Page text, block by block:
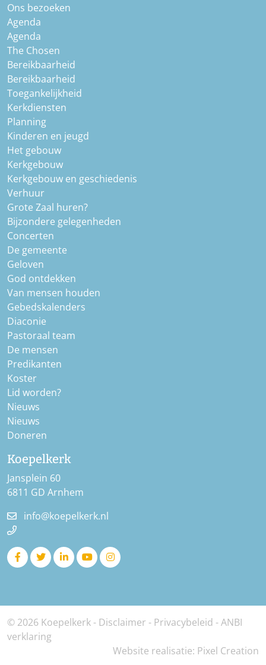
Ons bezoeken
Agenda
Agenda
The Chosen
Bereikbaarheid
Bereikbaarheid
Toegankelijkheid
Kerkdiensten
Planning
Kinderen en jeugd
Het gebouw
Kerkgebouw
Kerkgebouw en geschiedenis
Verhuur
Grote Zaal huren?
Bijzondere gelegenheden
Concerten
De gemeente
Geloven
God ontdekken
Van mensen houden
Gebedskalenders
Diaconie
Pastoraal team
De mensen
Predikanten
Koster
Lid worden?
Nieuws
Nieuws
Doneren
Koepelkerk
Jansplein 60
6811 GD Arnhem
info@koepelkerk.nl
© 2026 Koepelkerk - Disclaimer - Privacybeleid -ANBI
verklaring
Website realisatie: Pixel Creation